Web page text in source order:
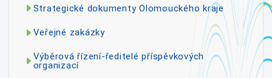
Strategické dokumenty Olomouckého kraje
Veřejné zakázky
Výběrová řízení-ředitelé příspěvkových
organizací